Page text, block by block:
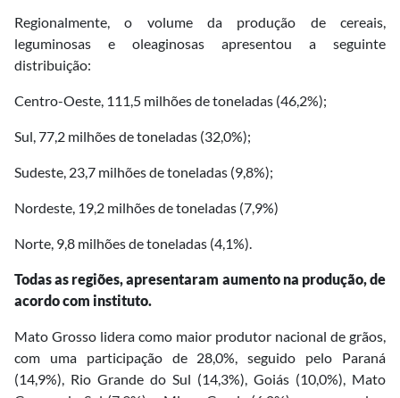
Regionalmente, o volume da produção de cereais,
leguminosas e oleaginosas apresentou a seguinte
distribuição:
Centro-Oeste, 111,5 milhões de toneladas (46,2%);
Sul, 77,2 milhões de toneladas (32,0%);
Sudeste, 23,7 milhões de toneladas (9,8%);
Nordeste, 19,2 milhões de toneladas (7,9%)
Norte, 9,8 milhões de toneladas (4,1%).
Todas as regiões, apresentaram aumento na produção, de
acordo com instituto.
Mato Grosso lidera como maior produtor nacional de grãos,
com uma participação de 28,0%, seguido pelo Paraná
(14,9%), Rio Grande do Sul (14,3%), Goiás (10,0%), Mato